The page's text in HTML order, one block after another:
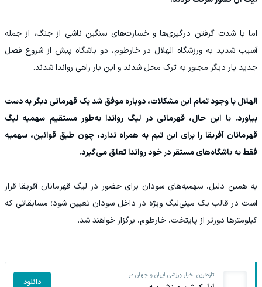
اما با شدت گرفتن درگیری‌ها و خسارت‌های سنگین ناشی از جنگ، از جمله
آسیب شدید به ورزشگاه الهلال در خارطوم، دو باشگاه پیش از شروع فصل
جدید بار دیگر مجبور به ترک محل شدند و این بار راهی رواندا شدند.
الهلال با وجود تمام این مشکلات، دوباره موفق شد یک قهرمانی دیگر به دست
بیاورد. با این حال، قهرمانی در لیگ رواندا به‌طور مستقیم سهمیه لیگ
قهرمانان آفریقا را برای این تیم به همراه ندارد، چون طبق قوانین، سهمیه
فقط به باشگاه‌های مستقر در خود رواندا تعلق می‌گیرد.
به همین دلیل، سهمیه‌های سودان برای حضور در لیگ قهرمانان آفریقا قرار
است در قالب یک مینی‌لیگ ویژه در داخل سودان تعیین شود؛ مسابقاتی که
کیلومترها دورتر از پایتخت، خارطوم، برگزار خواهند شد.
تازه‌ترین اخبار ورزشی ایران و جهان در
دانلود